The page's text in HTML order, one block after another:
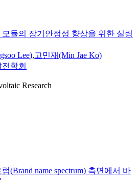
듈의 장기안정성 향상을 위한 실링
Lee),고민재(Min Jae Ko)
학회
Research
(Brand name spectrum) 측면에서 바